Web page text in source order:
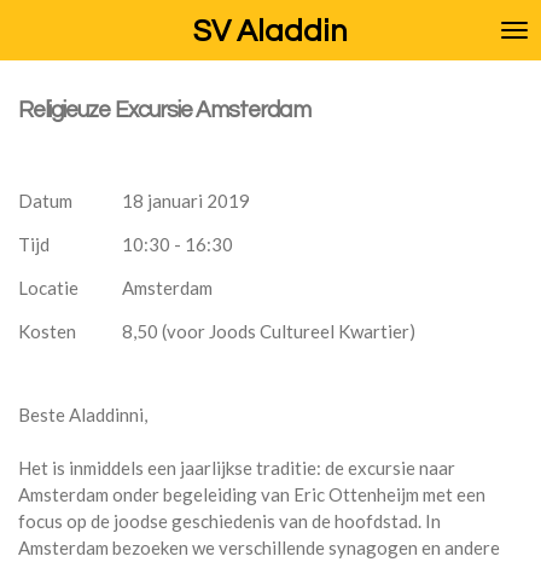
de
SV Aladdin
Religieuze Excursie Amsterdam
Datum
18 januari 2019
Tijd
10:30 - 16:30
Locatie
Amsterdam
Kosten
8,50 (voor Joods Cultureel Kwartier)
Beste Aladdinni,
Het is inmiddels een jaarlijkse traditie: de excursie naar
Amsterdam onder begeleiding van Eric Ottenheijm met een
focus op de joodse geschiedenis van de hoofdstad. In
Amsterdam bezoeken we verschillende synagogen en andere